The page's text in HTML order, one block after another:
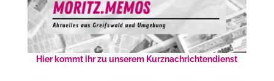
Hier kommt ihr zu unserem Kurznachrichtendienst